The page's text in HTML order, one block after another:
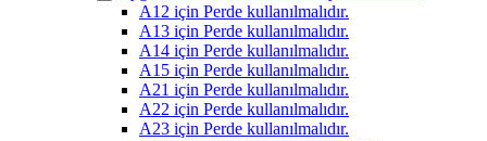
A12 için Perde kullanılmalıdır.
A13 için Perde kullanılmalıdır.
A14 için Perde kullanılmalıdır.
A15 için Perde kullanılmalıdır.
A21 için Perde kullanılmalıdır.
A22 için Perde kullanılmalıdır.
A23 için Perde kullanılmalıdır.